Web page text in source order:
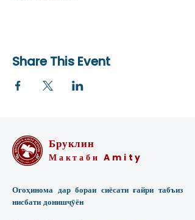
Share This Event
Бруклин
Мактаби Amity
Огоҳинома дар бораи сиёсати ғайри табъиз
нисбати донишҷӯён